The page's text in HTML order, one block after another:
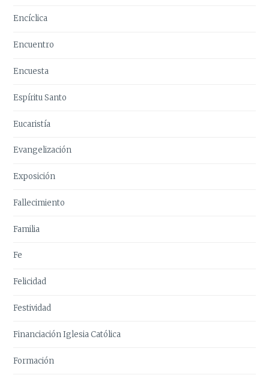
Encíclica
Encuentro
Encuesta
Espíritu Santo
Eucaristía
Evangelización
Exposición
Fallecimiento
Familia
Fe
Felicidad
Festividad
Financiación Iglesia Católica
Formación